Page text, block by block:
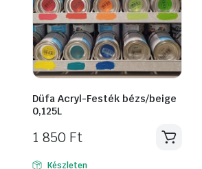
Düfa Acryl-Festék bézs/beige
0,125L
1 850 Ft
Készleten